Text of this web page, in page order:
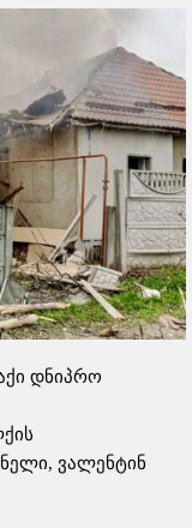
დნიპრო
ვალენტინ